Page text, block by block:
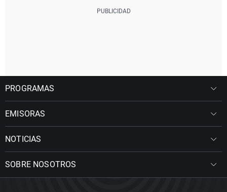
PROGRAMAS
EMISORAS
NOTICIAS
SOBRE NOSOTROS